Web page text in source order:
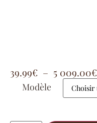
39.99€ – 5 009.00€
Modèle